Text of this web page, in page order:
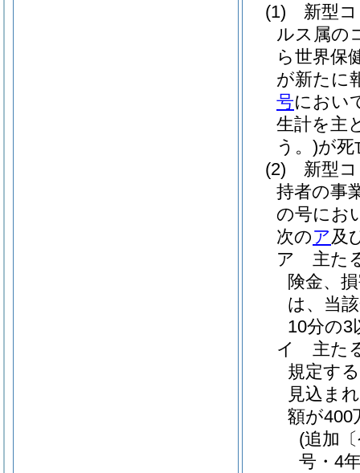
(1)
新型
ルス属の
ら世界保
が新たに
号におい
生計を主
う。)が死
(2)
新型
持者の事
の号にお
次のア及
ア
主た
険金、
は、当
10分の3
イ
主た
規定す
見込ま
額が400
(追加
号・4